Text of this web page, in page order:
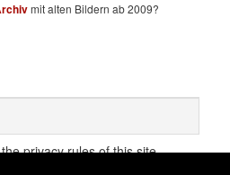
mit alten Bildern ab 2009?
privacy rules of this site